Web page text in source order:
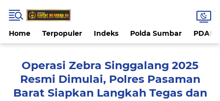
Home Terpopuler Indeks Polda Sumbar PDAM
Operasi Zebra Singgalang 2025
Resmi Dimulai, Polres Pasaman
Barat Siapkan Langkah Tegas dan